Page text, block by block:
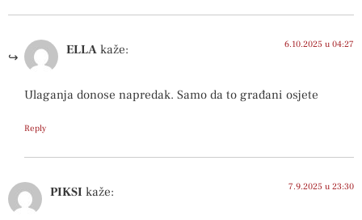
ELLA kaže: 6.10.2025 u 04:27
Ulaganja donose napredak. Samo da to građani osjete
Reply
PIKSI kaže: 7.9.2025 u 23:30